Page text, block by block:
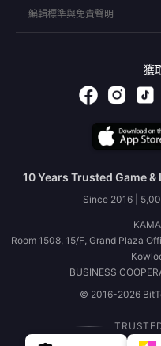
編輯標準與免責聲明
獲
10 Years Trusted Game
Since 2016 |
Room 1508, 15/F, Grand Plaza
BUSINESS
© 2016-2026